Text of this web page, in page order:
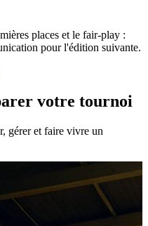
places et le fair-play :
pour l'édition suivante.
votre tournoi
gérer et faire vivre un